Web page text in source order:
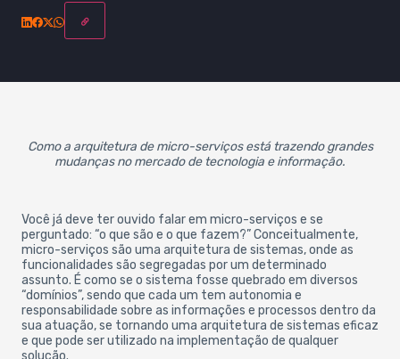
Como a arquitetura de micro-serviços está trazendo grandes
mudanças no mercado de tecnologia e informação.
Você já deve ter ouvido falar em micro-serviços e se
perguntado: “o que são e o que fazem?” Conceitualmente,
micro-serviços são uma arquitetura de sistemas, onde as
funcionalidades são segregadas por um determinado
assunto. É como se o sistema fosse quebrado em diversos
“domínios”, sendo que cada um tem autonomia e
responsabilidade sobre as informações e processos dentro da
sua atuação, se tornando uma arquitetura de sistemas eficaz
e que pode ser utilizado na implementação de qualquer
solução.